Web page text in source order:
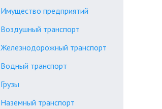
Имущество предприятий
Воздушный транспорт
Железнодорожный транспорт
Водный транспорт
Грузы
Наземный транспорт